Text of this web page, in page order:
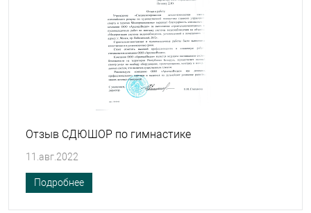
Отзыв СДЮШОР по гимнастике
11.авг.2022
Подробнее